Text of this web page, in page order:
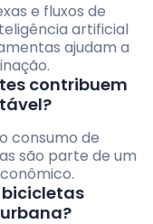
e fluxos de
artificial
ajudam a
contribuem
consumo de
são parte de um
bicicletas